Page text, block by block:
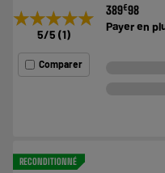
★★★★★
★★★★★
5/5 (1)
Comparer
389€98
Payer en
RECONDITIONNÉ